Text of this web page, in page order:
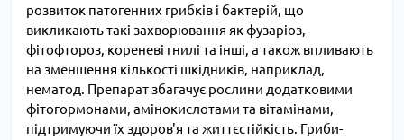
розвиток патогенних грибків і бактерій, що
викликають такі захворювання як фузаріоз,
фітофтороз, кореневі гнилі та інші, а також впливають
на зменшення кількості шкідників, наприклад,
нематод. Препарат збагачує рослини додатковими
фітогормонами, амінокислотами та вітамінами,
підтримуючи їх здоров'я та життєстійкість. Гриби-